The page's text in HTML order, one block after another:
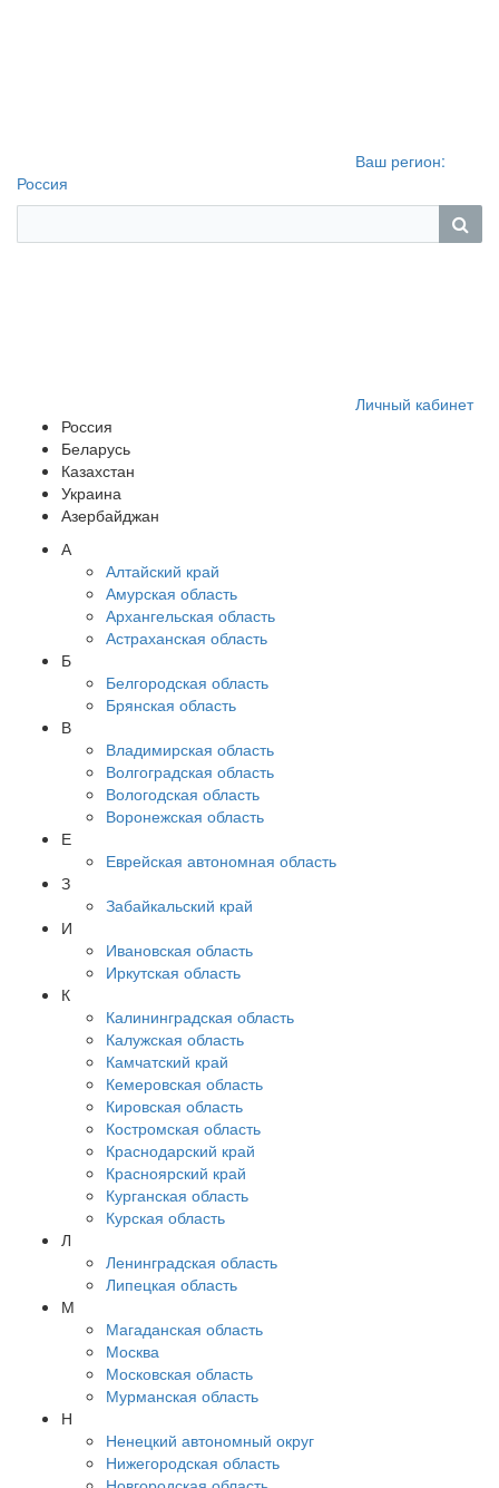
Ваш регион:
Россия
Личный кабинет
Россия
Беларусь
Казахстан
Украина
Азербайджан
А
Алтайский край
Амурская область
Архангельская область
Астраханская область
Б
Белгородская область
Брянская область
В
Владимирская область
Волгоградская область
Вологодская область
Воронежская область
Е
Еврейская автономная область
З
Забайкальский край
И
Ивановская область
Иркутская область
К
Калининградская область
Калужская область
Камчатский край
Кемеровская область
Кировская область
Костромская область
Краснодарский край
Красноярский край
Курганская область
Курская область
Л
Ленинградская область
Липецкая область
М
Магаданская область
Москва
Московская область
Мурманская область
Н
Ненецкий автономный округ
Нижегородская область